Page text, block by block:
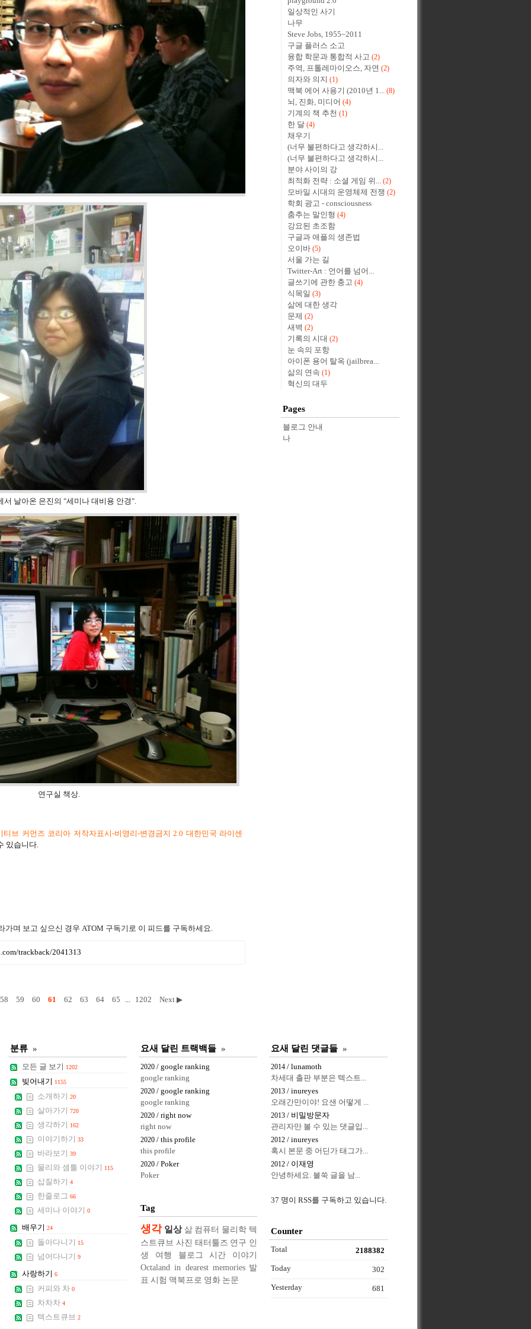
서 날아온 은진의 "세미나 대비용 안경".
연구실 책상.
티브 커먼즈 코리아 저작자표시-비영리-변경금지 2.0 대한민국 라이센
있습니다.
며 보고 싶으신 경우 ATOM 구독기로 이 피드를 구독하세요.
trackback/2041313
58 59 60 61 62 63 64 65 ... 1202 Next ▶
일상적인 사기
나무
Steve Jobs, 1955~2011
구글 플러스 소고
융합 학문과 통합적 사고 (2)
주역, 프톨레마이오스, 자연 (2)
의자와 의지 (1)
맥북 에어 사용기 (2010년 1... (8)
뇌, 진화, 미디어 (4)
기계의 책 추천 (1)
한 달 (4)
채우기
(너무 불편하다고 생각하시...
(너무 불편하다고 생각하시...
분야 사이의 강
최적화 전략 : 소셜 게임 위... (2)
모바일 시대의 운영체제 전쟁 (2)
학회 광고 - consciousness
춤추는 말인형 (4)
강요된 초조함
구글과 애플의 생존법
오이바 (5)
서울 가는 길
Twitter-Art : 언어를 넘어...
글쓰기에 관한 충고 (4)
식목일 (3)
삶에 대한 생각
문제
(2)
새벽 (2)
기록의 시대 (2)
눈 속의 포항
아이폰 용어 탈옥 (jailbrea...
삶의 연속 (1)
혁신의 대두
Pages
블로그 안내
나
분류 »
모든 글 보기 1202
빚어내기 1155
소개하기 20
살아가기 720
생각하기 162
이야기하기 33
바라보기 39
물리와 셈틀 이야기 115
삽질하기 4
한줄로그 66
세미나 이야기 0
배우기 24
돌아다니기 15
넘어다니기 9
사랑하기 6
커피와 차 0
차차차 4
텍스트큐브 2
요새 달린 트랙백들 »
2020 / google ranking
google ranking
2020 / google ranking
google ranking
2020 / right now
right now
2020 / this profile
this profile
2020 / Poker
Poker
요새 달린 댓글들 »
2014 / lunamoth
차세대 출판 부분은 텍스트...
2013 / inureyes
오래간만이야! 요샌 어떻게 ...
2013 / 비밀방문자
관리자만 볼 수 있는 댓글입...
2012 / inureyes
혹시 본문 중 어딘가 태그가...
2012 / 이재영
안녕하세요. 불쑥 글을 남...
Tag
생각 일상 삶 컴퓨터 물리학 텍
스트큐브 사진 태터툴즈 연구 인
생
여행 블로그 시간
이야기
Octaland in dearest memories 발
표 시험 맥북프로 영화 논문
37 명이 RSS를 구독하고 있습니다.
Counter
Total 2188382
Today 302
Yesterday 681